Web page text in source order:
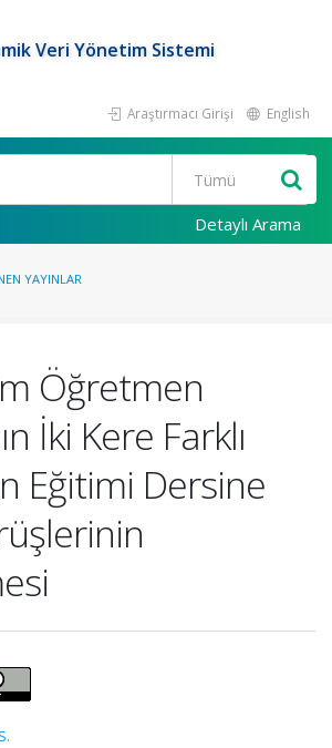
Veri Yönetim Sistemi
Araştırmacı Girişi English
Detaylı Arama
YAYINLAR
Öğretmen
İki Kere Farklı
Eğitimi Dersine